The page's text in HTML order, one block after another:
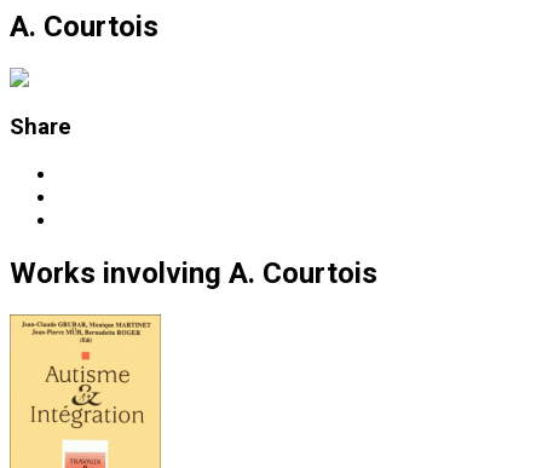
A. Courtois
Share
Works involving A. Courtois